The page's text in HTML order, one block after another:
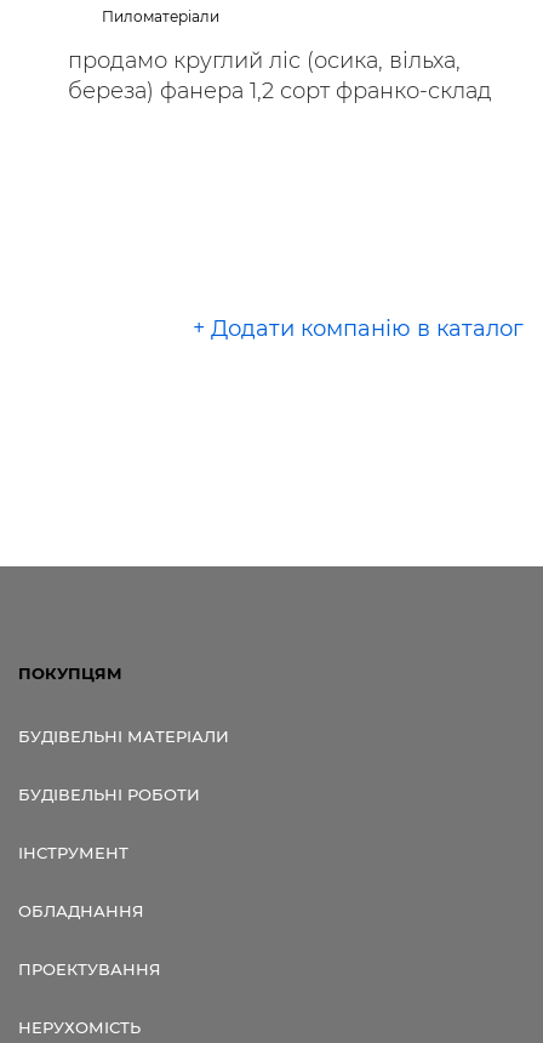
Пиломатеріали
продамо круглий ліс (осика, вільха,
береза) фанера 1,2 сорт франко-склад
+ Додати компанію в каталог
ПОКУПЦЯМ
БУДІВЕЛЬНІ МАТЕРІАЛИ
БУДІВЕЛЬНІ РОБОТИ
ІНСТРУМЕНТ
ОБЛАДНАННЯ
ПРОЕКТУВАННЯ
НЕРУХОМІСТЬ